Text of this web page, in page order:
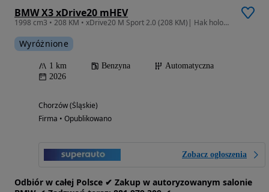
BMW X3 xDrive20 mHEV
1998 cm3 • 208 KM • xDrive20 M Sport 2.0 (208 KM)| Hak holowniczy, elektryczny
Wyróżnione
1 km Benzyna
Automatyczna
2026
Chorzów (Śląskie)
Firma • Opublikowano
Zobacz ogłoszenia
Odbiór w całej Polsce ✔ Zakup w autoryzowanym salonie